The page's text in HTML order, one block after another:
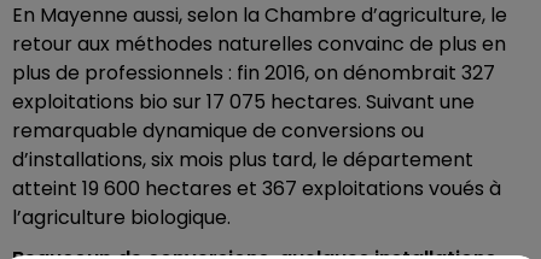
En Mayenne aussi, selon la Chambre d’agriculture, le
retour aux méthodes naturelles convainc de plus en
plus de professionnels : fin 2016, on dénombrait 327
exploitations bio sur 17 075 hectares. Suivant une
remarquable dynamique de conversions ou
d’installations, six mois plus tard, le département
atteint 19 600 hectares et 367 exploitations voués à
l’agriculture biologique.